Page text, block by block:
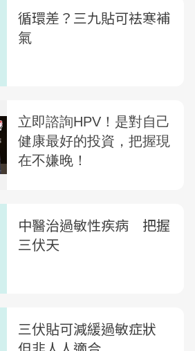
循環差？三九貼可袪寒補
氣
中醫治過敏性疾病 把握
三伏天
三伏貼可減緩過敏症狀